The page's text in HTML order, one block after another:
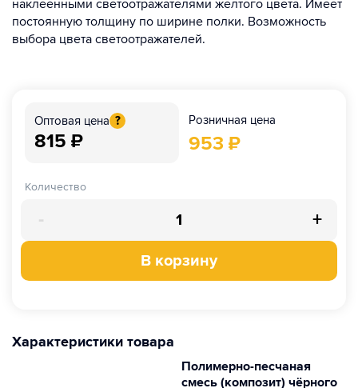
наклеенными светоотражателями желтого цвета. Имеет
постоянную толщину по ширине полки. Возможность
выбора цвета светоотражателей.
Оптовая цена ?
815 ₽
Розничная цена
953 ₽
Количество
- +
В корзину
Характеристики товара
Полимерно-песчаная
смесь (композит) чёрного